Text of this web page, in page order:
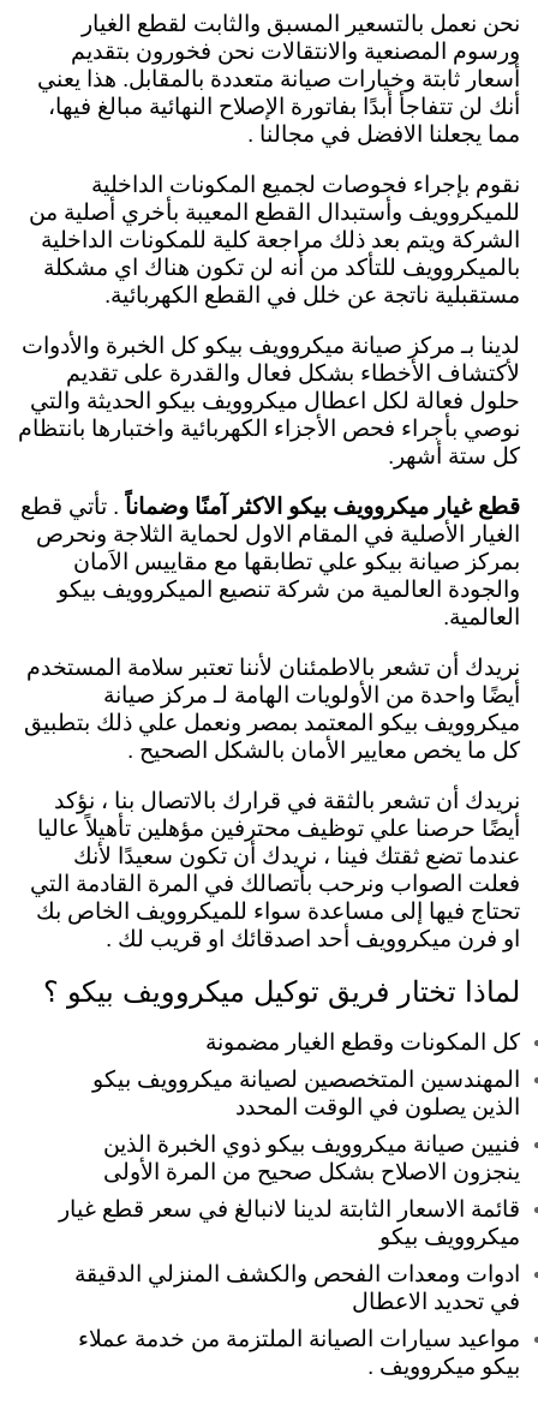
نحن نعمل بالتسعير المسبق والثابت لقطع الغيار
ورسوم المصنعية والانتقالات نحن فخورون بتقديم
أسعار ثابتة وخيارات صيانة متعددة بالمقابل. هذا يعني
أنك لن تتفاجأ أبدًا بفاتورة الإصلاح النهائية مبالغ فيها،
مما يجعلنا الافضل في مجالنا .
نقوم بإجراء فحوصات لجميع المكونات الداخلية
للميكروويف وأستبدال القطع المعيبة بأخري أصلية من
الشركة ويتم بعد ذلك مراجعة كلية للمكونات الداخلية
بالميكروويف للتأكد من أنه لن تكون هناك اي مشكلة
مستقبلية ناتجة عن خلل في القطع الكهربائية.
لدينا بـ مركز صيانة ميكروويف بيكو كل الخبرة والأدوات
لأكتشاف الأخطاء بشكل فعال والقدرة على تقديم
حلول فعالة لكل اعطال ميكروويف بيكو الحديثة والتي
نوصي بأجراء فحص الأجزاء الكهربائية واختبارها بانتظام
كل ستة أشهر.
قطع غيار ميكروويف بيكو الاكثر آمنًا وضماناً . تأتي قطع
الغيار الأصلية في المقام الاول لحماية الثلاجة ونحرص
بمركز صيانة بيكو علي تطابقها مع مقاييس الاَمان
والجودة العالمية من شركة تنصيع الميكروويف بيكو
العالمية.
نريدك أن تشعر بالاطمئنان لأننا تعتبر سلامة المستخدم
أيضًا واحدة من الأولويات الهامة لـ مركز صيانة
ميكروويف بيكو المعتمد بمصر ونعمل علي ذلك بتطبيق
كل ما يخص معايير الأمان بالشكل الصحيح .
نريدك أن تشعر بالثقة في قرارك بالاتصال بنا ، نؤكد
أيضًا حرصنا علي توظيف محترفين مؤهلين تأهيلاً عاليا
عندما تضع ثقتك فينا ، نريدك أن تكون سعيدًا لأنك
فعلت الصواب ونرحب بأتصالك في المرة القادمة التي
تحتاج فيها إلى مساعدة سواء للميكروويف الخاص بك
او فرن ميكروويف أحد اصدقائك او قريب لك .
لماذا تختار فريق توكيل ميكروويف بيكو ؟
كل المكونات وقطع الغيار مضمونة
المهندسين المتخصصين لصيانة ميكروويف بيكو
الذين يصلون في الوقت المحدد
فنيين صيانة ميكروويف بيكو ذوي الخبرة الذين
ينجزون الاصلاح بشكل صحيح من المرة الأولى
قائمة الاسعار الثابتة لدينا لانبالغ في سعر قطع غيار
ميكروويف بيكو
ادوات ومعدات الفحص والكشف المنزلي الدقيقة
في تحديد الاعطال
مواعيد سيارات الصيانة الملتزمة من خدمة عملاء
بيكو ميكروويف .